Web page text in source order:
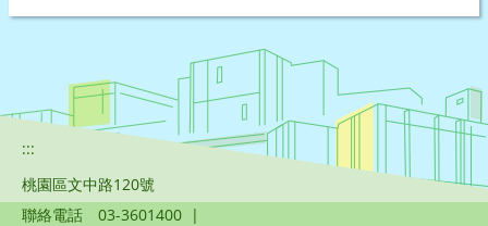
:::
桃園區文中路120號
聯絡電話
03-3601400 |